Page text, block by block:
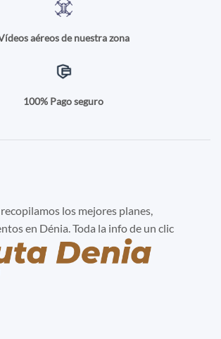
aéreos de nuestra zona
100% Pago seguro
los mejores planes,
en Dénia. Toda la info de un clic